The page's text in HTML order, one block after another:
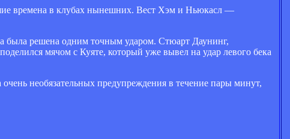
времена в клубах нынешних. Вест Хэм и Ньюкасл —
была решена одним точным ударом. Стюарт Даунинг,
мячом с Куяте, который уже вывел на удар левого бека
необязательных предупреждения в течение пары минут,